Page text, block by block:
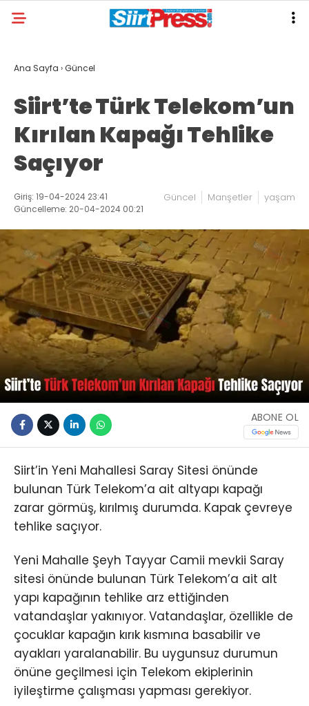
Ana Sayfa ›Güncel
Siirt’te Türk Telekom’un
Kırılan Kapağı Tehlike
Saçıyor
Giriş: 19-04-2024 23:41
Güncelleme: 20-04-2024 00:21
Güncel Manşetler yaşam
ABONE OL
Siirt’in Yeni Mahallesi Saray Sitesi önünde
bulunan Türk Telekom’a ait altyapı kapağı
zarar görmüş, kırılmış durumda. Kapak çevreye
tehlike saçıyor.
Yeni Mahalle Şeyh Tayyar Camii mevkii Saray
sitesi önünde bulunan Türk Telekom’a ait alt
yapı kapağının tehlike arz ettiğinden
vatandaşlar yakınıyor. Vatandaşlar, özellikle de
çocuklar kapağın kırık kısmına basabilir ve
ayakları yaralanabilir. Bu uygunsuz durumun
önüne geçilmesi için Telekom ekiplerinin
iyileştirme çalışması yapması gerekiyor.